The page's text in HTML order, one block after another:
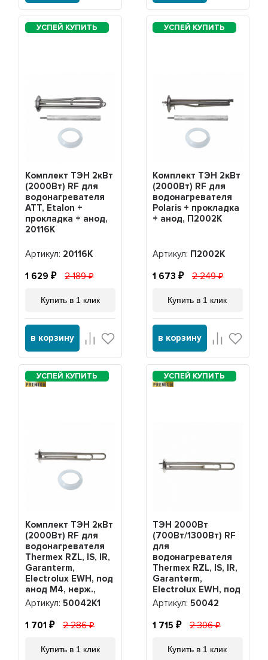
Комплект ТЭН 2кВт
(2000Вт) RF для
водонагревателя
ATT, Etalon +
прокладка + анод,
20116K
Артикул: 20116K
1 629 2 189
Купить в 1 клик
в корзину
Комплект ТЭН 2кВт
(2000Вт) RF для
водонагревателя
Polaris + прокладка
+ анод, П2002K
Артикул: П2002K
1 673 2 249
Купить в 1 клик
в корзину
PREMIUM
Комплект ТЭН 2кВт
(2000Вт) RF для
водонагревателя
Thermex RZL, IS, IR,
Garanterm,
Electrolux EWH, под
анод М4, нерж.,
PREMIUM +
прокладка,
50042K1
Артикул:50042K1
1 701 2 286
Купить в 1 клик
PREMIUM
ТЭН 2000Вт
(700Вт/1300Вт) RF
для
водонагревателя
Thermex RZL, IS, IR,
Garanterm,
Electrolux EWH, под
анод М4, нерж,
PREMIUM, 50042
Артикул: 50042
1 715 2 306
Купить в 1 клик